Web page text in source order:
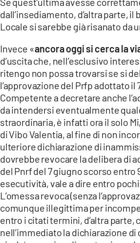
dall’insediamento, d’altra parte, il
Locale si sarebbe già risanato da
Invece «ancora oggi si cerca la
d’uscita che, nell’esclusivo
ritengo non possa trovarsi se si
l’approvazione del Prfp adottato il
Competente a decretare anche
da intendersi eventualmente
straordinaria, è infatti ora il solo
di Vibo Valentia, al fine di non
ulteriore dichiarazione di
dovrebbe revocare la delibera di
del Pnrf del 7 giugno scorso entro
esecutività, vale a dire entro
L’omessa revoca (senza
comunque illegittima per
entro i citati termini, d’altra parte,
nell’immediato la dichiarazione di